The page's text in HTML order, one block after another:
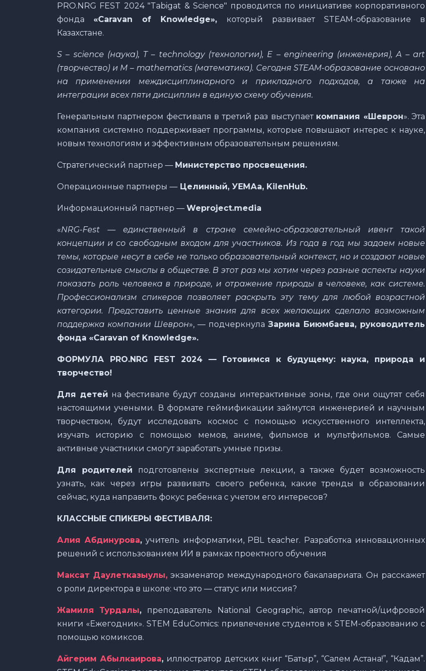
PRO.NRG FEST 2024 "Tabigat & Science" проводится по инициативе корпоративного
фонда «Caravan of Knowledge», который развивает STEAM-образование в
Казахстане.
S – science (наука), T – technology (технологии), E – engineering (инженерия), A – art
(творчество) иM – mathematics (математика). Сегодня STEAM-образование основано
на применении междисциплинарного и прикладного подходов, а также на
интеграции всех пяти дисциплин в единую схему обучения.
Генеральным партнером фестиваля в третий раз выступает компания «Шеврон». Эта
компания системно поддерживает программы, которые повышают интерес к науке,
новым технологиям и эффективным образовательным решениям.
Стратегический партнер — Министерство просвещения.
Операционные партнеры — Целинный, УЕМАа, KilenHub.
Информационный партнер — Weproject.media
«NRG-Fest — единственный в стране семейно-образовательный ивент такой
концепции и со свободным входом для участников. Из года в год мы задаем новые
темы, которые несут в себе не только образовательный контекст, но и создают новые
созидательные смыслы в обществе. В этот раз мы хотим через разные аспекты науки
показать роль человека в природе, и отражение природы в человеке, как системе.
Профессионализм спикеров позволяет раскрыть эту тему для любой возрастной
категории. Представить ценные знания для всех желающих сделало возможным
поддержка компании Шеврон», — подчеркнула Зарина Биюмбаева, руководитель
фонда «Caravan of Knowledge».
ФОРМУЛА PRO.NRG FEST 2024 — Готовимся к будущему: наука, природа и
творчество!
Для детей на фестивале будут созданы интерактивные зоны, где они ощутят себя
настоящими учеными. В формате геймификации займутся инженерией и научным
творчеством, будут исследовать космос с помощью искусственного интеллекта,
изучать историю с помощью мемов, аниме, фильмов и мультфильмов. Самые
активные участники смогут заработать умные призы.
Для родителей подготовлены экспертные лекции, а также будет возможность
узнать, как через игры развивать своего ребенка, какие тренды в образовании
сейчас, куда направить фокус ребенка с учетом его интересов?
КЛАССНЫЕ СПИКЕРЫ ФЕСТИВАЛЯ:
Алия Абдинурова,учитель информатики, PBL teacher. Разработка инновационных
решений с использованием ИИ в рамках проектного обучения
Максат Даулетказыулы,экзаменатор международного бакалавриата. Он расскажет
о роли директора в школе: что это — статус или миссия?
Жамиля Турдалы, преподаватель National Geographic, автор печатной/цифровой
книги «Ежегодник». STEM EduComics: привлечение студентов к STEM-образованию с
помощью комиксов.
Айгерим Абылкаирова, иллюстратор детских книг “Батыр”, “Салем Астана!”, “Кадам”.